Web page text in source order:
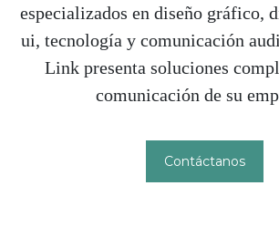
especializados en diseño gráfico,
ui, tecnología y comunicación
Link presenta soluciones
comunicación de su
Contáctanos